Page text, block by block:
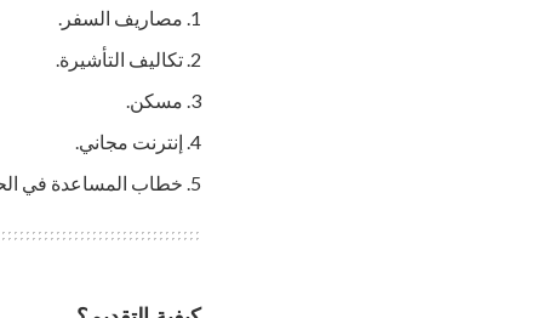
مصاريف السفر.
تكاليف التأشيرة.
مسكن.
إنترنت مجاني.
خطاب المساعدة في